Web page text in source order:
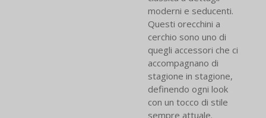
moderni e seducenti.
Questi orecchini a
cerchio sono uno di
quegli accessori che ci
accompagnano di
stagione in stagione,
definendo ogni look
con un tocco di stile
sempre attuale.